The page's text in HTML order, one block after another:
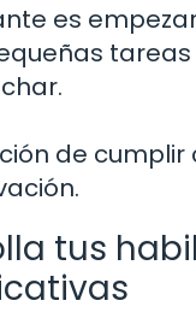
es
tareas
de cumplir
tus